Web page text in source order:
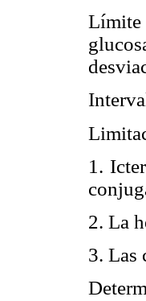
1.
2. La
3. Las